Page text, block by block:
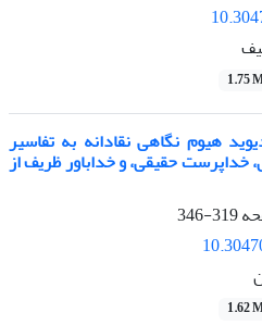
1.75
هیوم نگاهی نقادانه به تفاسیر
خداپرست حقیقی، و خداباور ظریف از
319-346
1.62